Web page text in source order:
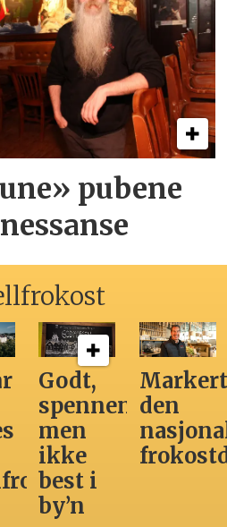
pubene
Godt,
spennende,
men
ikke
best i
by’n
den